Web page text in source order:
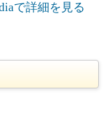
で詳細を見る